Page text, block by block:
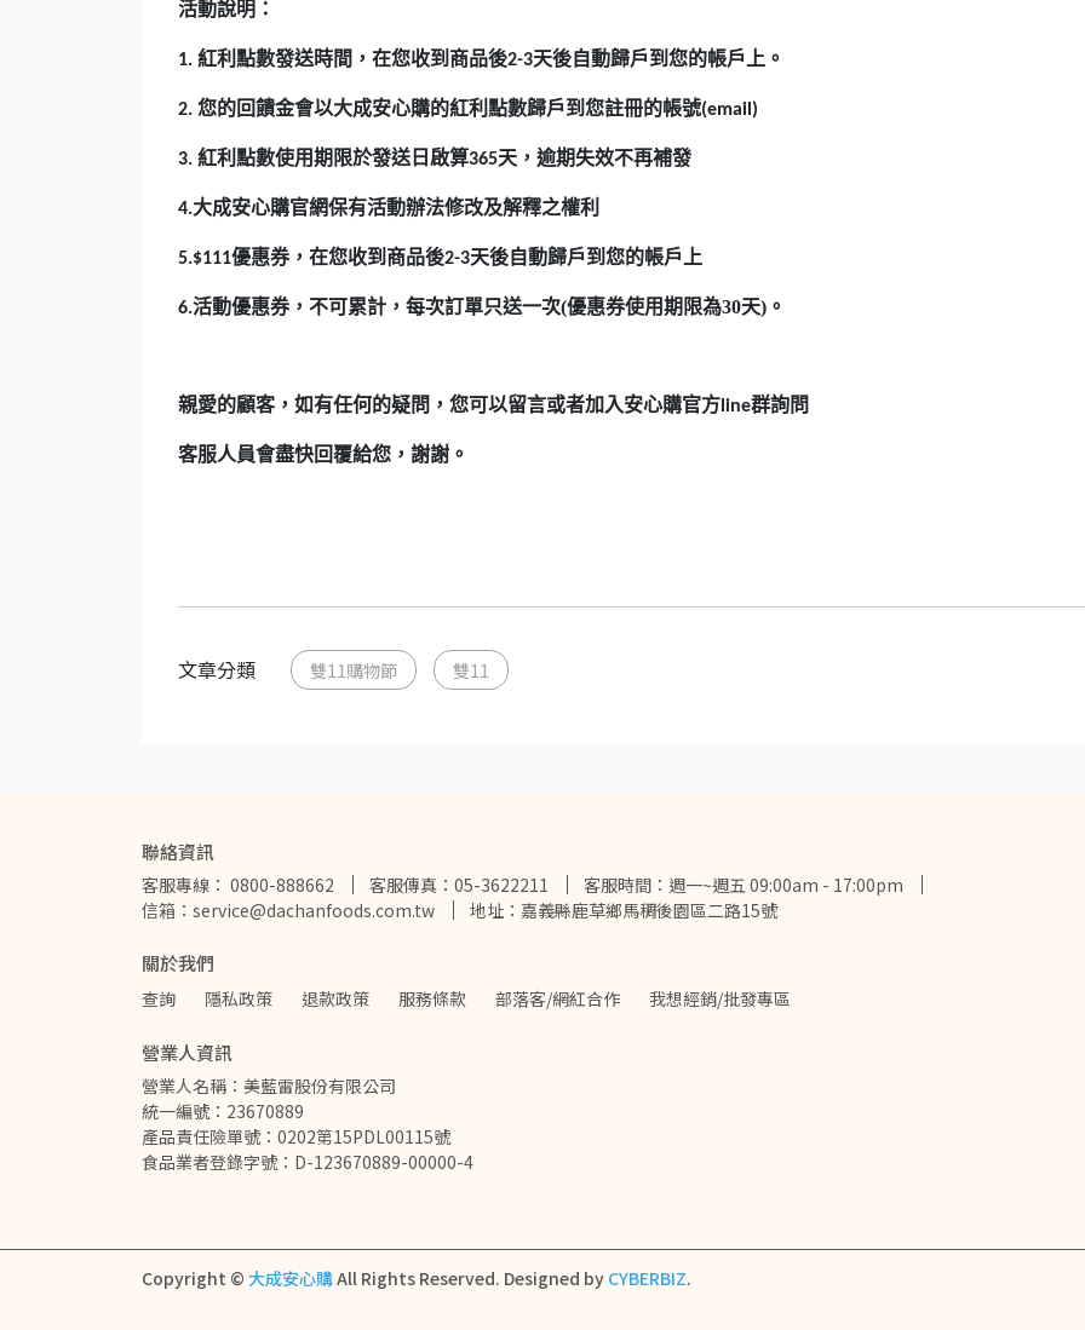
活動說明：
1. 紅利點數發送時間，在您收到商品後2-3天後自動歸戶到您的帳戶上。
2. 您的回饋金會以大成安心購的紅利點數歸戶到您註冊的帳號(email)
3. 紅利點數使用期限於發送日啟算365天，逾期失效不再補發
4.大成安心購官網保有活動辦法修改及解釋之權利
5.$111優惠券，在您收到商品後2-3天後自動歸戶到您的帳戶上
6.活動優惠券，不可累計，每次訂單只送一次(優惠券使用期限為30天)。
親愛的顧客，如有任何的疑問，您可以留言或者加入安心購官方line群詢問
客服人員會盡快回覆給您，謝謝。
文章分類 雙11購物節 雙11
聯絡資訊
客服專線： 0800-888662 客服傳真：05-3622211
客服時間：週一~週五 09:00am - 17:00pm
信箱：service@dachanfoods.com.tw
地址：嘉義縣鹿草鄉馬稠後園區二路15號
關於我們
查詢 隱私政策 退款政策 服務條款 部落客/網紅合作 我想經銷/批發專區
營業人資訊
營業人名稱：美藍雷股份有限公司
統一編號：23670889
產品責任險單號：0202第15PDL00115號
食品業者登錄字號：D-123670889-00000-4
Copyright © 大成安心購All Rights Reserved. Designed by CYBERBIZ.